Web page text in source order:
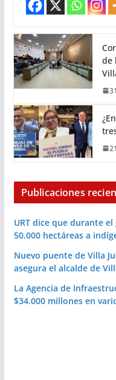
de
Publicaciones
URT dice que durante
50.000 hectáreas a
Nuevo puente de Villa
asegura el alcalde de
La Agencia de
$34.000 millones en